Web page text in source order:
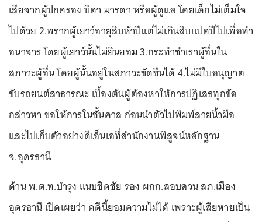
เสียจากผู้ปกครอง บิดา มารดา หรือผู้ดูแล โดยเด็กไม่เต็มใจ
ไปด้วย 2.พรากผู้เยาว์อายุสิบห้าปีแต่ไม่เกินสิบแปดปีไปเพื่อทำ
อนาจาร โดยผู้เยาว์นั้นไม่ยินยอม 3.กระทำชำเราผู้อื่นใน
สภาวะผู้อื่น โดยผู้นั้นอยู่ในสภาวะขัดขืนได้ 4.ไม่มีใบอนุญาต
ขับรถยนต์สาธารณะ เบื้องต้นผู้ต้องหาให้การปฏิเสธทุกข้อ
กล่าวหา ขอให้การในชั้นศาล ก่อนนำตัวไปพิมพ์ลายนิ้วมือ
และไปเก็บตัวอย่างดีเอ็นเอที่สำนักงานพิสูจน์หลักฐาน
จ.อุดรธานี
ด้าน พ.ต.ท.บำรุง แนบชิดชัย รอง ผกก.สอบสวน สภ.เมือง
อุดรธานี เปิดเผยว่า คดีนี้ยอมความไม่ได้ เพราะผู้เสียหายเป็น